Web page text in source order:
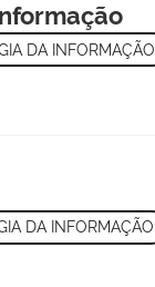
DA INFORMAÇÃO
DA INFORMAÇÃO